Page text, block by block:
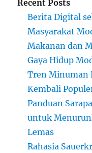
Recent Posts
Berita Digital
Masyarakat
Makanan dan
Gaya Hidup
Tren Minuman
Kembali
Panduan
untuk
Lemas
Rahasia